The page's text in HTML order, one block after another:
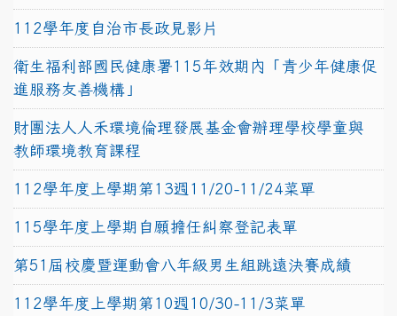
112學年度自治市長政見影片
衛生福利部國民健康署115年效期內「青少年健康促
進服務友善機構」
財團法人人禾環境倫理發展基金會辦理學校學童與
教師環境教育課程
112學年度上學期第13週11/20-11/24菜單
115學年度上學期自願擔任糾察登記表單
第51屆校慶暨運動會八年級男生組跳遠決賽成績
112學年度上學期第10週10/30-11/3菜單